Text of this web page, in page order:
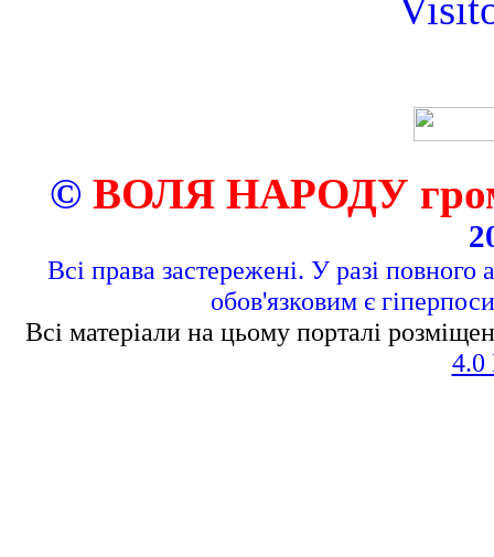
© ВОЛЯ НАРОДУ
Всі права застережені. У разі повного
обов'язковим є
Всі матеріали на цьому порталі
4.0